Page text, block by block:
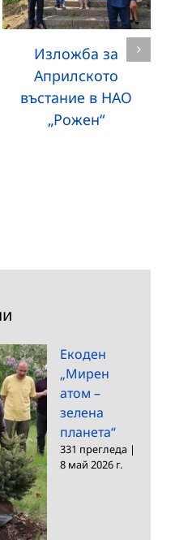
Изложба за
Априлското
въстание в НАО
„Рожен“
Екоден
„Мирен
атом –
зелена
планета“
331 прегледа |
8 май 2026 г.